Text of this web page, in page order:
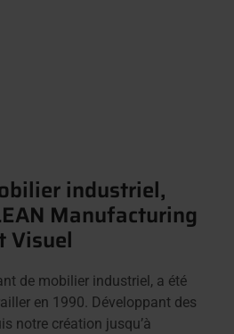
industriel,
Manufacturing
Visuel
de mobilier industriel, a été
en 1990. Développant des
notre création jusqu’à